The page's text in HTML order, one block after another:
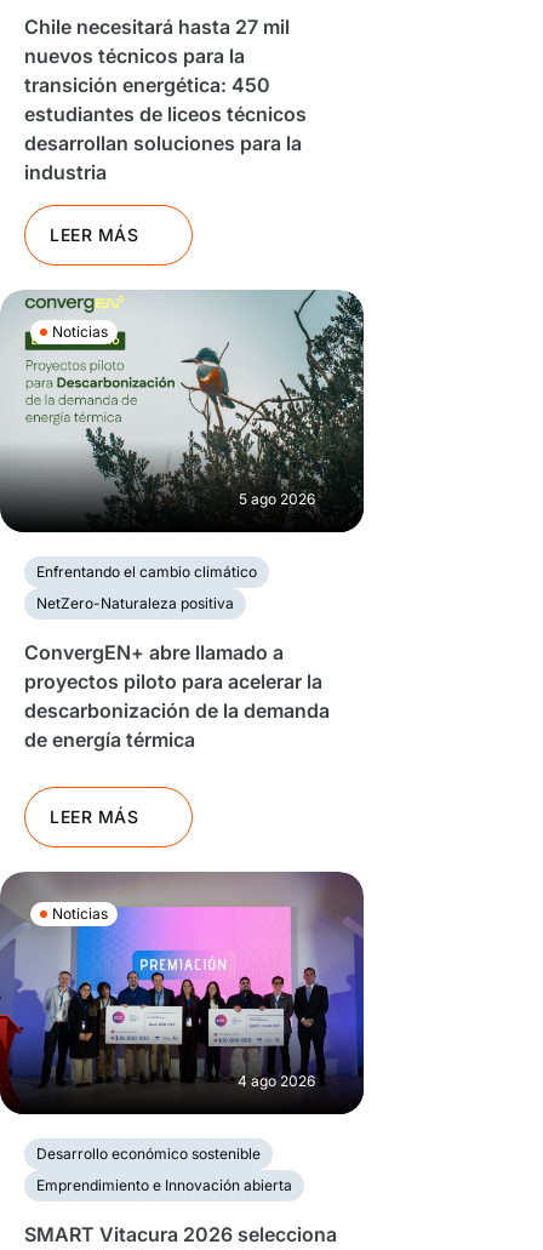
Chile necesitará hasta 27 mil
nuevos técnicos para la
transición energética: 450
estudiantes de liceos técnicos
desarrollan soluciones para la
industria
LEER MÁS
Noticias
5 ago 2026
Enfrentando el cambio climático
NetZero-Naturaleza positiva
ConvergEN+ abre llamado a
proyectos piloto para acelerar la
descarbonización de la demanda
de energía térmica
LEER MÁS
Noticias
4 ago 2026
Desarrollo económico sostenible
Emprendimiento e Innovación abierta
SMART Vitacura 2026 selecciona